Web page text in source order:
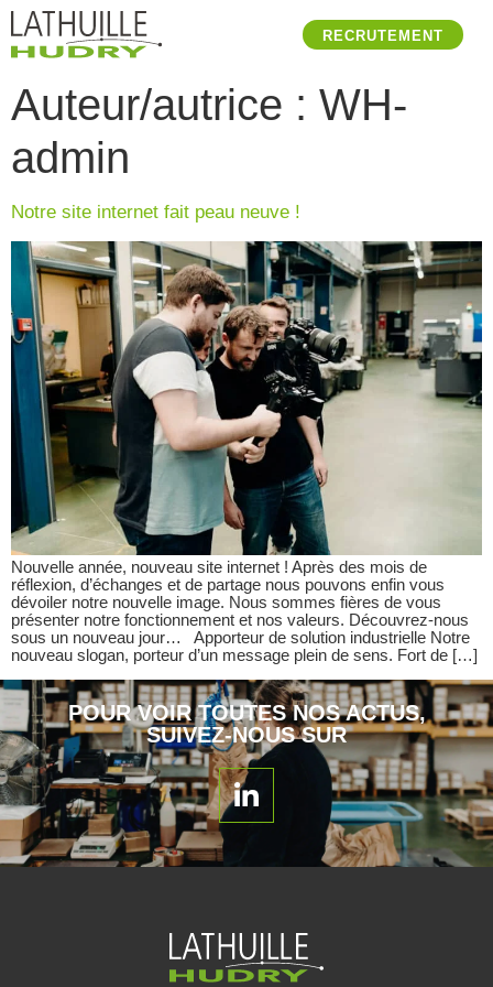
RECRUTEMENT
Auteur/autrice : WH-
admin
Notre site internet fait peau neuve !
Nouvelle année, nouveau site internet ! Après des mois de
réflexion, d’échanges et de partage nous pouvons enfin vous
dévoiler notre nouvelle image. Nous sommes fières de vous
présenter notre fonctionnement et nos valeurs. Découvrez-nous
sous un nouveau jour… Apporteur de solution industrielle Notre
nouveau slogan, porteur d’un message plein de sens. Fort de […]
POUR VOIR TOUTES NOS ACTUS,
SUIVEZ-NOUS SUR